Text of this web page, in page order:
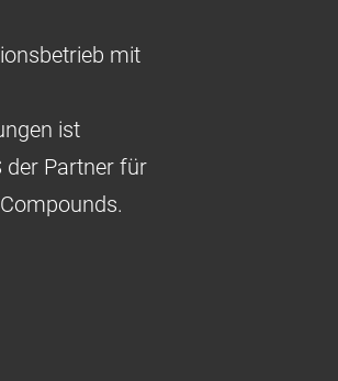
mit
ist
der Partner für